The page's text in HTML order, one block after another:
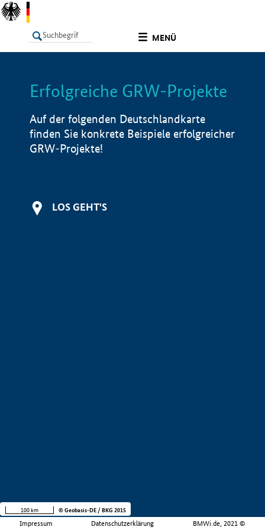
MENÜ
LISTE Info
Erfolgreiche GRW-Projekte
Auf der folgenden Deutschlandkarte
finden Sie konkrete Beispiele erfolgreicher
GRW-Projekte!
LOS GEHT'S
Impressum Datenschutzerklärung BMWi.de, 2021 ©
100 km © Geobasis-DE / BKG 2015